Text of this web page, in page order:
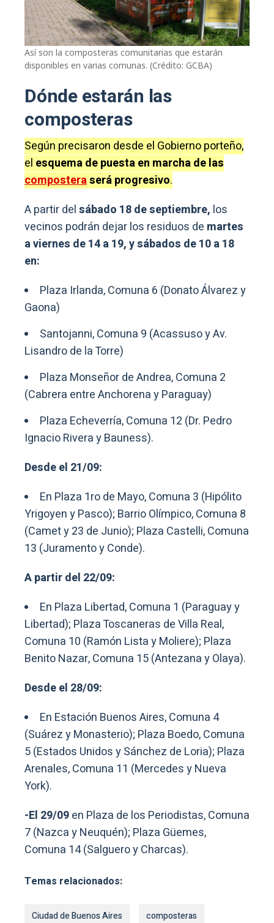
Así son la composteras comunitarias que estarán
disponibles en varias comunas. (Crédito: GCBA)
Dónde estarán las
composteras
Según precisaron desde el Gobierno porteño,
el esquema de puesta en marcha de las
composteraserá progresivo.
A partir delsábado 18 de septiembre, los
vecinos podrán dejar los residuos de martes
a viernes de 14 a 19, y sábados de 10 a 18
en:
Plaza Irlanda, Comuna 6 (Donato Álvarez y
Gaona)
Santojanni, Comuna 9 (Acassuso y Av.
Lisandro de la Torre)
Plaza Monseñor de Andrea, Comuna 2
(Cabrera entre Anchorena y Paraguay)
Plaza Echeverría, Comuna 12 (Dr. Pedro
Ignacio Rivera y Bauness).
Desde el 21/09:
En Plaza 1ro de Mayo, Comuna 3 (Hipólito
Yrigoyen y Pasco); Barrio Olímpico, Comuna 8
(Camet y 23 de Junio); Plaza Castelli, Comuna
13 (Juramento y Conde).
A partir del 22/09:
En Plaza Libertad, Comuna 1 (Paraguay y
Libertad); Plaza Toscaneras de Villa Real,
Comuna 10 (Ramón Lista y Moliere); Plaza
Benito Nazar, Comuna 15 (Antezana y Olaya).
Desde el 28/09:
En Estación Buenos Aires, Comuna 4
(Suárez y Monasterio); Plaza Boedo, Comuna
5 (Estados Unidos y Sánchez de Loria); Plaza
Arenales, Comuna 11 (Mercedes y Nueva
York).
-El 29/09en Plaza de los Periodistas, Comuna
7 (Nazca y Neuquén); Plaza Güemes,
Comuna 14 (Salguero y Charcas).
Temas relacionados:
Ciudad de Buenos Aires composteras